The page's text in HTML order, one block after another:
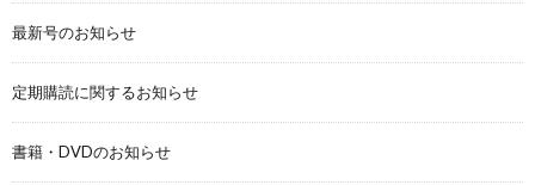
最新号のお知らせ
定期購読に関するお知らせ
書籍・DVDのお知らせ